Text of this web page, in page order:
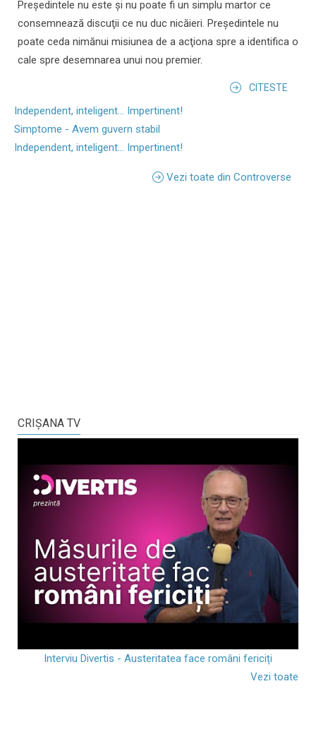
Preşedintele nu este şi nu poate fi un simplu martor ce
consemnează discuţii ce nu duc nicăieri. Preşedintele nu
poate ceda nimănui misiunea de a acţiona spre a identifica o
cale spre desemnarea unui nou premier.
CITESTE
Independent, inteligent... Impertinent!
Simptome - Avem guvern stabil
Independent, inteligent... Impertinent!
Vezi toate din Controverse
CRIŞANA TV
Interviu Divertis - Austeritatea face români fericiți
Vezi toate